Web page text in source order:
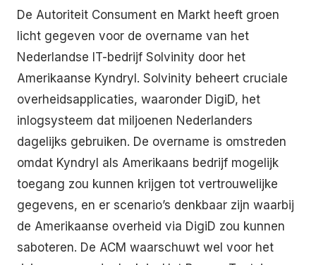
De Autoriteit Consument en Markt heeft groen
licht gegeven voor de overname van het
Nederlandse IT-bedrijf Solvinity door het
Amerikaanse Kyndryl. Solvinity beheert cruciale
overheidsapplicaties, waaronder DigiD, het
inlogsysteem dat miljoenen Nederlanders
dagelijks gebruiken. De overname is omstreden
omdat Kyndryl als Amerikaans bedrijf mogelijk
toegang zou kunnen krijgen tot vertrouwelijke
gegevens, en er scenario’s denkbaar zijn waarbij
de Amerikaanse overheid via DigiD zou kunnen
saboteren. De ACM waarschuwt wel voor het